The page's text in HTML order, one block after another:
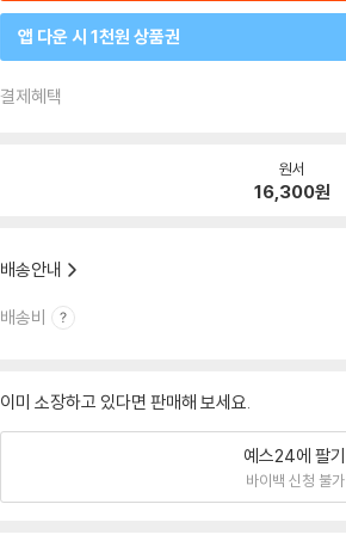
앱 다운 시 1천원 상품권
결제혜택
원서
16,300원
배송안내
배송비
이미 소장하고 있다면 판매해 보세요.
예스24에 팔기
바이백 신청 불가